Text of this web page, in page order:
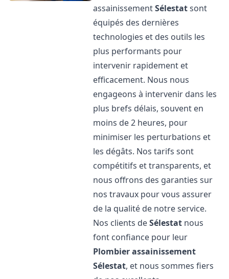
assainissementSélestatsont
équipés des dernières
technologies et des outils les
plus performants pour
intervenir rapidement et
efficacement. Nous nous
engageons à intervenir dans les
plus brefs délais, souvent en
moins de 2 heures, pour
minimiser les perturbations et
les dégâts. Nos tarifs sont
compétitifs et transparents, et
nous offrons des garanties sur
nos travaux pour vous assurer
de la qualité de notre service.
Nos clients deSélestat nous
font confiance pour leur
Plombier assainissement
Sélestat, et nous sommes fiers